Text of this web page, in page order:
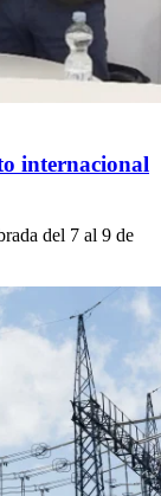
internacional
del 7 al 9 de